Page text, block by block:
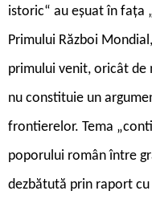
istoric“ au eșuat în fața
Primului Război
primului venit, oricât
nu constituie un
frontierelor. Tema
poporului român între
dezbătută prin raport